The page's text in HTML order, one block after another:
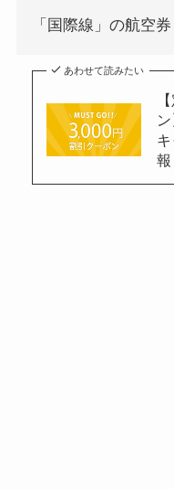
「国際線」の航空
あわせて読みたい
報